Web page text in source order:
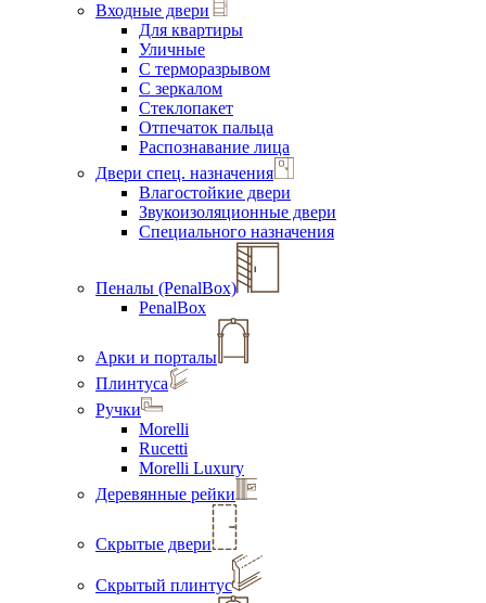
Входные двери
Для квартиры
Уличные
С терморазрывом
С зеркалом
Стеклопакет
Отпечаток пальца
Распознавание лица
Двери спец. назначения
Влагостойкие двери
Звукоизоляционные двери
Специального назначения
Пеналы (PenalBox)
PenalBox
Арки и порталы
Плинтуса
Ручки
Morelli
Rucetti
Morelli Luxury
Деревянные рейки
Скрытые двери
Скрытый плинтус